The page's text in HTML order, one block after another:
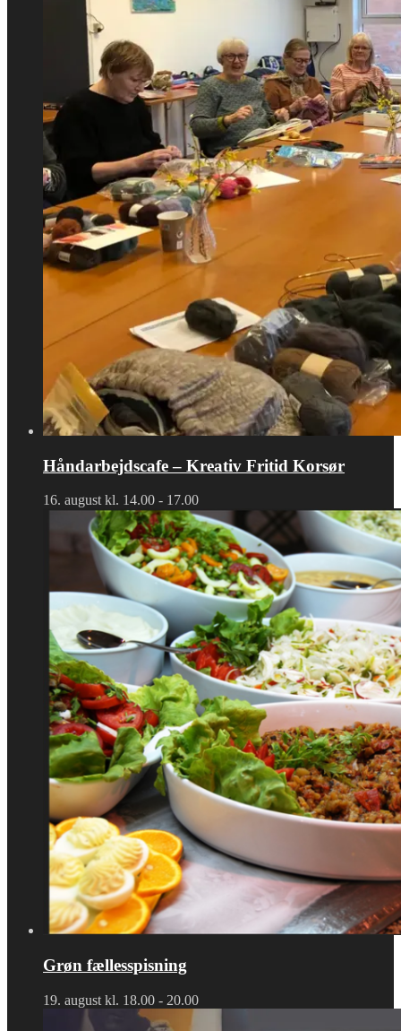
Håndarbejdscafe – Kreativ Fritid Korsør
16. august kl. 14.00 - 17.00
Grøn fællesspisning
19. august kl. 18.00 - 20.00